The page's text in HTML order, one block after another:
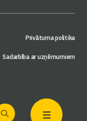
Privātuma politika
Sadarbība ar uzņēmumiem